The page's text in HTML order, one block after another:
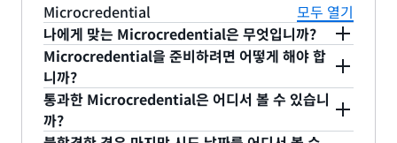
바우처를 받을 수 있습니다. Xvoucher 또는
Pearson VUE는 둘 다 시험 바우처를 구매할 수 있는
공인 웹 사이트입니다.
심 요소이며 고용주와자격증 동의를 쉽게 공유할 수
있습니다.
펴보세요.
Microcredential
모두 열기
나에게 맞는 Microcredential은 무엇입니까?
Microcredential은 특정 주제에 대한 심층 분석으
로, 일반적으로 해당 주제에서 AWS 서비스를 사용한
경험이 6개월 이상인 사용자에게 적합합니다.
Microcredential을 준비하려면 어떻게 해야 합
니까?
준비해야 할 학습 과정에 대한 권장 사항은 Skill
Builder의 특정 Microcredential 페이지를 참조하
통과한 Microcredential은 어디서 볼 수 있습니
까?